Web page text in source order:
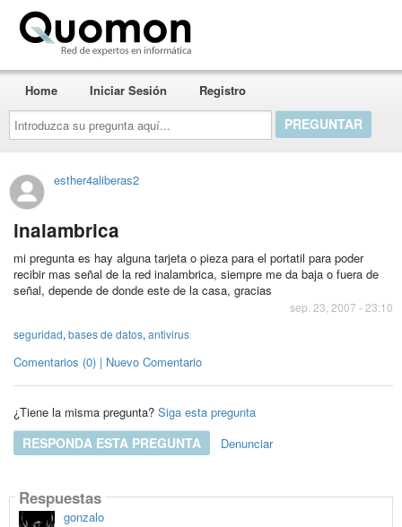
Introduzca
su
pregunta
aquí...
Home Iniciar Sesión Registro
esther4aliberas2
inalambrica
mi pregunta es hay alguna tarjeta o pieza para el portatil para poder
recibir mas señal de la red inalambrica, siempre me da baja o fuera de
señal, depende de donde este de la casa, gracias
sep. 23, 2007 - 23:10
seguridad, bases de datos, antivirus
Comentarios (0) | Nuevo Comentario
¿Tiene la misma pregunta? Siga esta pregunta
RESPONDA ESTA PREGUNTA Denunciar
Respuestas
gonzalo